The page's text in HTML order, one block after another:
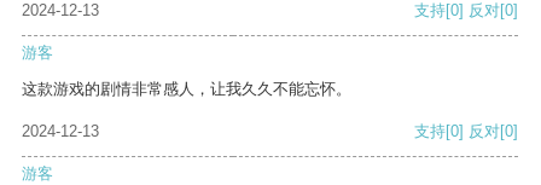
2024-12-13 支持[0] 反对[0]
游客
这款游戏的剧情非常感人，让我久久不能忘怀。
2024-12-13 支持[0] 反对[0]
游客